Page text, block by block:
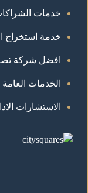
خدمات
خدمة استخراج
افضل شركة
الخدمات
الاستشارات